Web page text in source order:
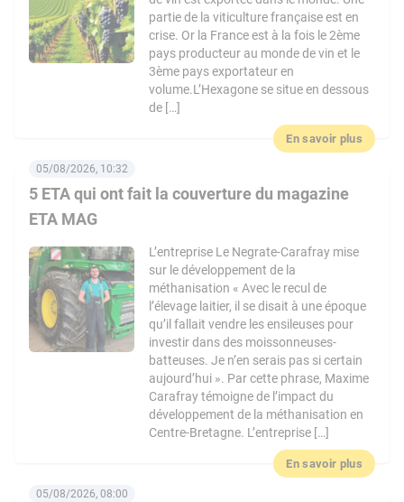
partie de la viticulture française est en
crise. Or la France est à la fois le 2ème
pays producteur au monde de vin et le
3ème pays exportateur en
volume.L’Hexagone se situe en dessous
de […]
En savoir plus
5 ETA qui ont fait la couverture du magazine
ETA MAG
05/08/2026, 10:32
L’entreprise Le Negrate-Carafray mise
sur le développement de la
méthanisation « Avec le recul de
l’élevage laitier, il se disait à une époque
qu’il fallait vendre les ensileuses pour
investir dans des moissonneuses-
batteuses. Je n’en serais pas si certain
aujourd’hui ». Par cette phrase, Maxime
Carafray témoigne de l’impact du
développement de la méthanisation en
Centre-Bretagne. L’entreprise […]
En savoir plus
05/08/2026, 08:00